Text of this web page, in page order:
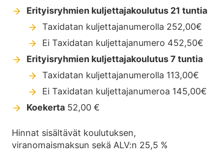
Erityisryhmien kuljettajakoulutus 21 tuntia
Taxidatan kuljettajanumerolla 252,00€
Ei Taxidatan kuljettajanumero 452,50€
Erityisryhmien kuljettajakoulutus 7 tuntia
Taxidatan kuljettajanumerolla 113,00€
Ei Taxidatan kuljettajanumeroa 145,00€
Koekerta 52,00 €
Hinnat sisältävät koulutuksen,
viranomaismaksun sekä ALV:n 25,5 %